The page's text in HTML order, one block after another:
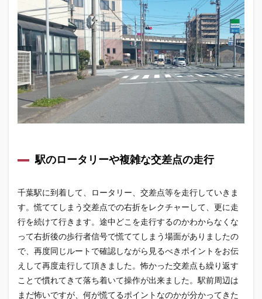
駅のロータリーや複雑な交差点の走行
千葉駅に到着して、ロータリー、交差点等を走行していきま
す。慌ててしまう交差点での右折をレクチャーして、更に走
行を続けて行きます。途中どこを走行するのかわからなくな
って右折後の歩行者信号で慌ててしまう場面がありましたの
で、再度同じルートで確認しながら見るべきポイントをお伝
えして再度走行して頂きました。怖かった交差点も繰り返す
ことで慣れてきて落ち着いて操作が出来ました。駅前周辺は
まだ怖いですが、何が慌てるポイントなのかが分かってきた